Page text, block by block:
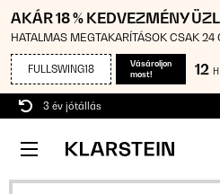
AKÁR 18 % KEDVEZMÉNY
HATALMAS MEGTAKARÍTÁSOK CSAK 24
FULLSWING18
Vásároljon
most!
12 H
3 év jótállás